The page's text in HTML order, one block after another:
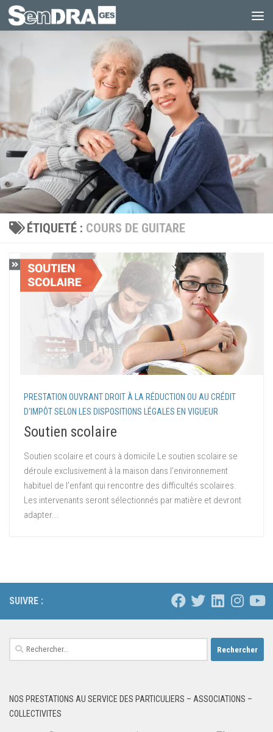
Au dessous du contenu
ÉTIQUETÉ : COURS DE GUITARE
PRESTATION OUVRANT DROIT À LA RÉDUCTION OU AU CRÉDIT
D'IMPÔT SELON LES DISPOSITIONS LÉGALES EN VIGUEUR
Soutien scolaire
Soutien scolaire et cours à domicile Le soutien scolaire se
déroule exclusivement à la maison dans l’environnement
habituel de l’enfant qui rencontre des difficultés scolaires.
Les intervenants seront sélectionnés par matière et devront
adapter...
SUIVRE :
Rechercher :
NOS PRESTATIONS AU SERVICE DES PARTICULIERS – ASSOCIATIONS –
COLLECTIVITES